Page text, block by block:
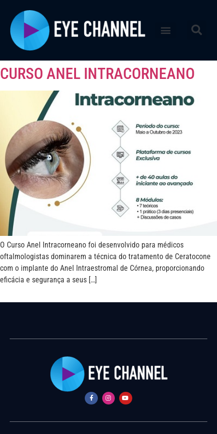
CURSO ANEL INTRACORNEANO
O Curso Anel Intracorneano foi desenvolvido para médicos
oftalmologistas dominarem a técnica do tratamento de Ceratocone
com o implante do Anel Intraestromal de Córnea, proporcionando
eficácia e segurança a seus […]